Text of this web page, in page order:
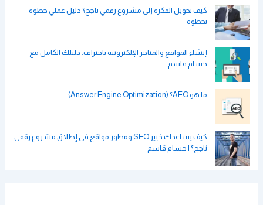
كيف تحويل الفكرة إلى مشروع رقمي ناجح؟ دليل عملي خطوة
بخطوة
إنشاء المواقع والمتاجر الإلكترونية باحتراف: دليلك الكامل مع
حسام قاسم
ما هو AEO؟ (Answer Engine Optimization)
كيف يساعدك خبير SEO ومطور مواقع في إطلاق مشروع رقمي
ناجح؟ | حسام قاسم